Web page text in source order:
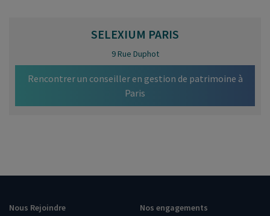
SELEXIUM PARIS
9 Rue Duphot
Rencontrer un conseiller en gestion de patrimoine à
Paris
Nous Rejoindre
Nos engagements